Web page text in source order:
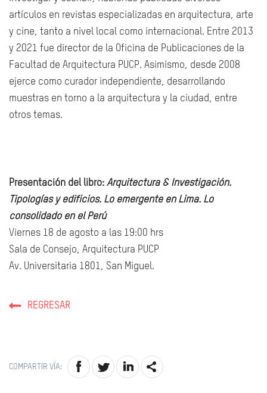
artículos en revistas especializadas en arquitectura, arte
y cine, tanto a nivel local como internacional. Entre 2013
y 2021 fue director de la Oficina de Publicaciones de la
Facultad de Arquitectura PUCP. Asimismo, desde 2008
ejerce como curador independiente, desarrollando
muestras en torno a la arquitectura y la ciudad, entre
otros temas.
Presentación del libro: Arquitectura & Investigación.
Tipologías y edificios. Lo emergente en Lima. Lo
consolidado en el Perú
Viernes 18 de agosto a las 19:00 hrs
Sala de Consejo, Arquitectura PUCP
Av. Universitaria 1801, San Miguel.
REGRESAR
COMPARTIR VÍA: